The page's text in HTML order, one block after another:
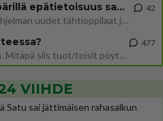
Uuden TTK-juontajan ympärillä epätietoisuus sakenee - Nyt MTV hämmentää soppaa
TTK tulee taas tänä syksynä. Ohjelman uudet tähtioppilaat julkistetaan torstaina 6. elokuuta klo 14 alkavassa lehdistö
42
Siinäpä se kysymys on otsikossa. Mitäpä siis tuot/toisit pöytään parisuhteessa? Oletko mies vai nainen? Koetko sen mitä
477
VIIHDE
Satu sai jättimäisen rahasalkun